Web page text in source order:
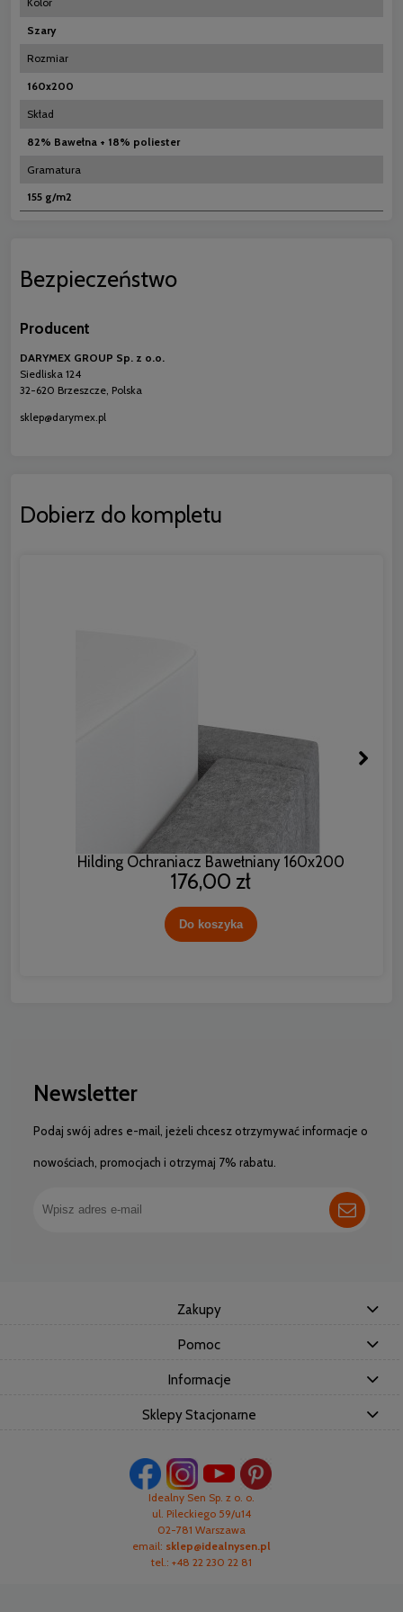
Szary
Rozmiar
160x200
Skład
82% Bawełna + 18% poliester
Gramatura
155 g/m2
Bezpieczeństwo
Producent
DARYMEX GROUP Sp. z o.o.
Siedliska 124
32-620 Brzeszcze, Polska
sklep@darymex.pl
Dobierz do kompletu
Hilding Ochraniacz Bawełniany 160x200
176,00 zł
Do koszyka
Newsletter
Podaj swój adres e-mail, jeżeli chcesz otrzymywać informacje o
nowościach, promocjach i otrzymaj 7% rabatu.
Zakupy
Pomoc
Informacje
Sklepy Stacjonarne
Idealny Sen Sp. z o. o.
ul. Pileckiego 59/u14
02-781 Warszawa
email: sklep@idealnysen.pl
tel.: +48 22 230 22 81